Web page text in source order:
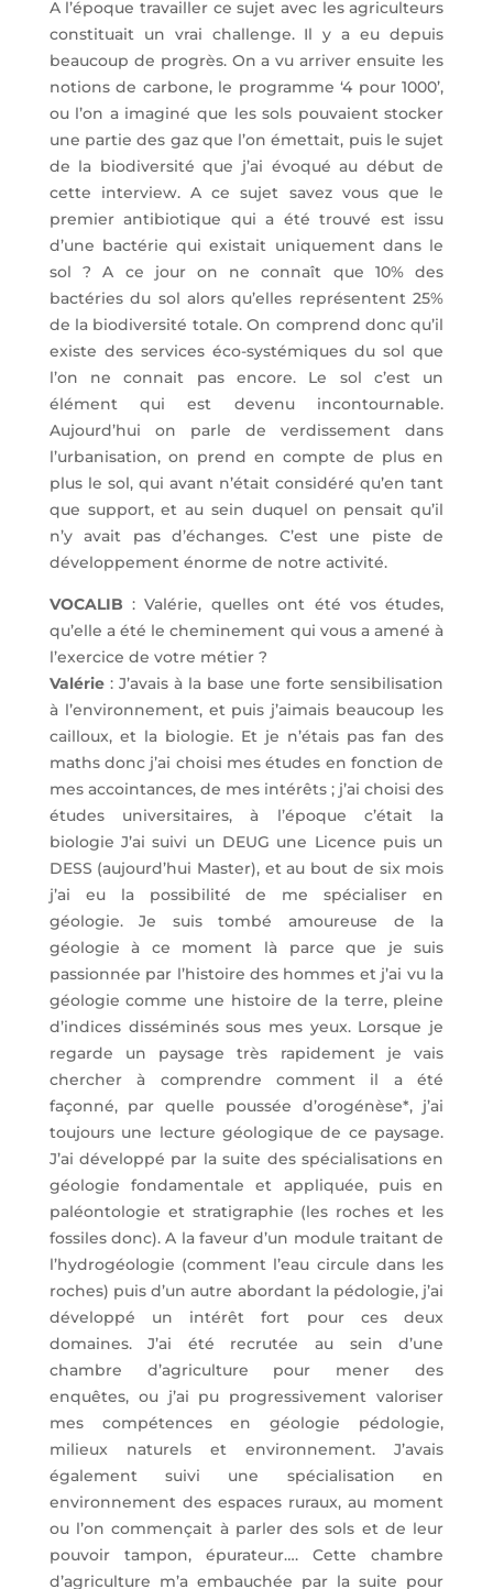
A l’époque travailler ce sujet avec les agriculteurs
constituait un vrai challenge. Il y a eu depuis
beaucoup de progrès. On a vu arriver ensuite les
notions de carbone, le programme ‘4 pour 1000’,
ou l’on a imaginé que les sols pouvaient stocker
une partie des gaz que l’on émettait, puis le sujet
de la biodiversité que j’ai évoqué au début de
cette interview. A ce sujet savez vous que le
premier antibiotique qui a été trouvé est issu
d’une bactérie qui existait uniquement dans le
sol ? A ce jour on ne connaît que 10% des
bactéries du sol alors qu’elles représentent 25%
de la biodiversité totale. On comprend donc qu’il
existe des services éco-systémiques du sol que
l’on ne connait pas encore. Le sol c’est un
élément qui est devenu incontournable.
Aujourd’hui on parle de verdissement dans
l’urbanisation, on prend en compte de plus en
plus le sol, qui avant n’était considéré qu’en tant
que support, et au sein duquel on pensait qu’il
n’y avait pas d’échanges. C’est une piste de
développement énorme de notre activité.
VOCALIB : Valérie, quelles ont été vos études,
qu’elle a été le cheminement qui vous a amené à
l’exercice de votre métier ?
Valérie: J’avais à la base une forte sensibilisation
à l’environnement, et puis j’aimais beaucoup les
cailloux, et la biologie. Et je n’étais pas fan des
maths donc j’ai choisi mes études en fonction de
mes accointances, de mes intérêts ; j’ai choisi des
études universitaires, à l’époque c’était la
biologie J’ai suivi un DEUG une Licence puis un
DESS (aujourd’hui Master), et au bout de six mois
j’ai eu la possibilité de me spécialiser en
géologie. Je suis tombé amoureuse de la
géologie à ce moment là parce que je suis
passionnée par l’histoire des hommes et j’ai vu la
géologie comme une histoire de la terre, pleine
d’indices disséminés sous mes yeux. Lorsque je
regarde un paysage très rapidement je vais
chercher à comprendre comment il a été
façonné, par quelle poussée d’orogénèse*, j’ai
toujours une lecture géologique de ce paysage.
J’ai développé par la suite des spécialisations en
géologie fondamentale et appliquée, puis en
paléontologie et stratigraphie (les roches et les
fossiles donc). A la faveur d’un module traitant de
l’hydrogéologie (comment l’eau circule dans les
roches) puis d’un autre abordant la pédologie, j’ai
développé un intérêt fort pour ces deux
domaines. J’ai été recrutée au sein d’une
chambre d’agriculture pour mener des
enquêtes, ou j’ai pu progressivement valoriser
mes compétences en géologie pédologie,
milieux naturels et environnement. J’avais
également suivi une spécialisation en
environnement des espaces ruraux, au moment
ou l’on commençait à parler des sols et de leur
pouvoir tampon, épurateur…. Cette chambre
d’agriculture m’a embauchée par la suite pour